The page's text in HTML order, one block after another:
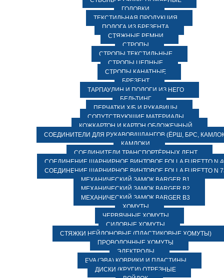
ГОЛОВКИ
ТЕКСТИЛЬНАЯ ПРОДУКЦИЯ
ПОЛОГА ИЗ БРЕЗЕНТА
СТЯЖНЫЕ РЕМНИ
СТРОПЫ
СТРОПЫ ТЕКСТИЛЬНЫЕ
СТРОПЫ ЦЕПНЫЕ
СТРОПЫ КАНАТНЫЕ
БРЕЗЕНТ
ТАРПАУЛИН И ПОЛОГИ ИЗ НЕГО
БЕЛЬТИНГ
ПЕРЧАТКИ Х/Б И РУКАВИЦЫ
СОПУТСТВУЮЩИЕ МАТЕРИАЛЫ
КОЖКАРТОН И КАРТОН ОБЛОЖЕЧНЫЙ
СОЕДИНИТЕЛИ ДЛЯ РУКАВОВ/ШЛАНГОВ (ЁРШ, БРС,
КАМЛОКИ
СОЕДИНИТЕЛИ ТРАНСПОРТЁРНЫХ ЛЕНТ
СОЕДИНЕНИЕ ШАРНИРНОЕ ВИНТОВОЕ FOLLA FURETTO N
СОЕДИНЕНИЕ ШАРНИРНОЕ ВИНТОВОЕ FOLLA FURETTO N
МЕХАНИЧЕСКИЙ ЗАМОК BARGER B1
МЕХАНИЧЕСКИЙ ЗАМОК BARGER B2
МЕХАНИЧЕСКИЙ ЗАМОК BARGER B3
ХОМУТЫ
ЧЕРВЯЧНЫЕ ХОМУТЫ
СИЛОВЫЕ ХОМУТЫ
СТЯЖКИ НЕЙЛОНОВЫЕ (ПЛАСТИКОВЫЕ ХОМУТЫ)
ПРОВОЛОЧНЫЕ ХОМУТЫ
ЭЛЕКТРОДЫ
EVA (ЭВА) КОВРИКИ И ПЛАСТИНЫ
ДИСКИ (КРУГИ) ОТРЕЗНЫЕ